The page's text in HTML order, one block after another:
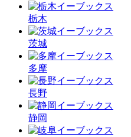
栃木
茨城
多摩
長野
静岡